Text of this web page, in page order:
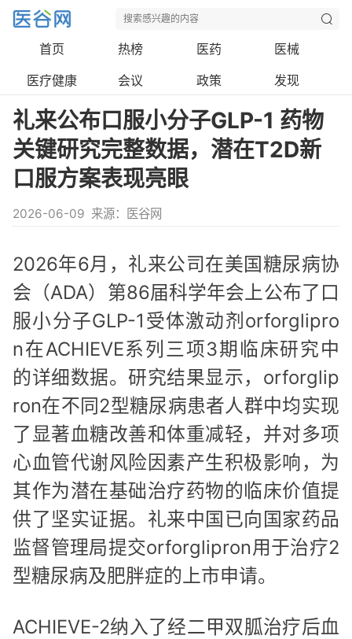
首页 热榜 医药
医械
医疗健康
会议 政策 发现
礼来公布口服小分子GLP-1 药物
关键研究完整数据，潜在T2D新
口服方案表现亮眼
2026-06-09 来源：医谷网
2026年6月，礼来公司在美国糖尿病协
会（ADA）第86届科学年会上公布了口
服小分子GLP-1受体激动剂orforglipro
n在ACHIEVE系列三项3期临床研究中
的详细数据。研究结果显示，orforglip
ron在不同2型糖尿病患者人群中均实现
了显著血糖改善和体重减轻，并对多项
心血管代谢风险因素产生积极影响，为
其作为潜在基础治疗药物的临床价值提
供了坚实证据。礼来中国已向国家药品
监督管理局提交orforglipron用于治疗2
型糖尿病及肥胖症的上市申请。
ACHIEVE-2纳入了经二甲双胍治疗后血